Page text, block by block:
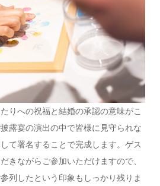
りへの祝福と結婚の承認の意味がこ
露宴の演出の中で皆様に見守られな
て署名することで完成します。ゲス
きながらご参加いただけますので、
列したという印象もしっかり残りま